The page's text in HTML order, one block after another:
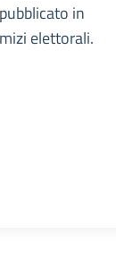
in
elettorali.